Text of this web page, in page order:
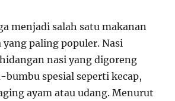
menjadi salah satu makanan
yang paling populer. Nasi
nasi yang digoreng
bumbu spesial seperti kecap,
ayam atau udang. Menurut